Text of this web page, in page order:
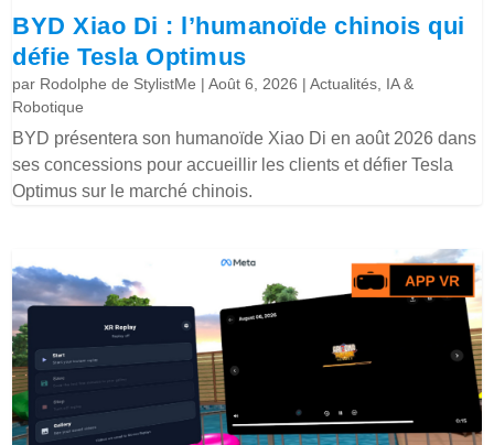
BYD Xiao Di : l’humanoïde chinois qui
défie Tesla Optimus
par Rodolphe de StylistMe |Août 6, 2026 |Actualités IA &
Robotique
BYD présentera son humanoïde Xiao Di en août 2026 dans
ses concessions pour accueillir les clients et défier Tesla
Optimus sur le marché chinois.